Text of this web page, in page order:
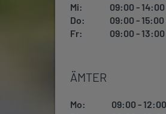
Mi:
09:00 -
Do:
09:00 - 15:00
Fr:
09:00 -
ÄMTER
Mo:
09:00 -